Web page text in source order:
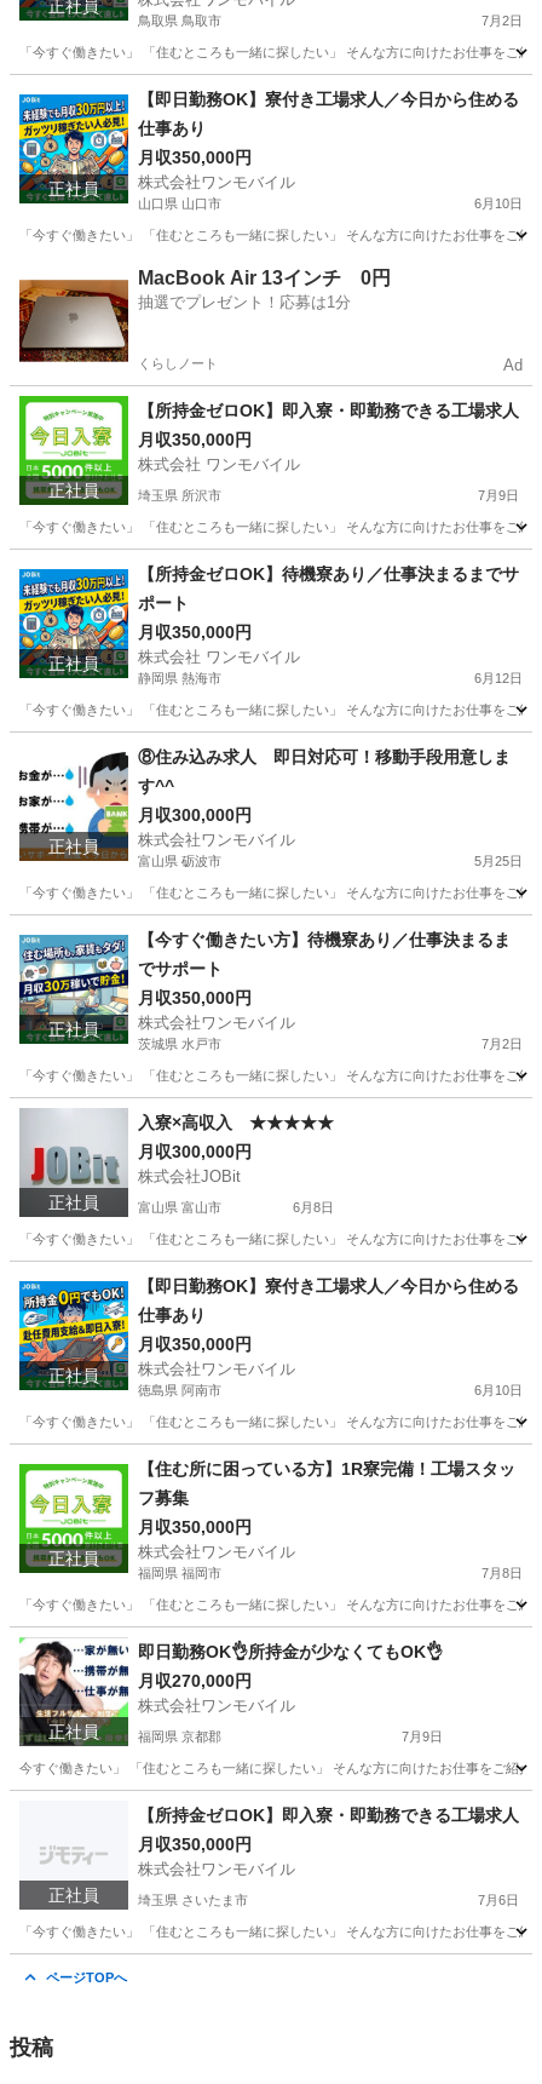
正社員
鳥取県 鳥取市 7月2日
「今すぐ働きたい」 「住むところも一緒に探したい」 そんな方に向けたお仕事をご
物流 未経験
正社員
【即日勤務OK】寮付き工場求人／今日から住める
仕事あり
月収350,000円
株式会社ワンモバイル
山口県 山口市 6月10日
「今すぐ働きたい」 「住むところも一緒に探したい」 そんな方に向けたお仕事をご
物流 未経験
MacBook Air 13インチ 0円
抽選でプレゼント！応募は1分
くらしノート Ad
正社員
【所持金ゼロOK】即入寮・即勤務できる工場求人
月収350,000円
株式会社 ワンモバイル
埼玉県 所沢市 7月9日
「今すぐ働きたい」 「住むところも一緒に探したい」 そんな方に向けたお仕事をご
物流 未経験
正社員
【所持金ゼロOK】待機寮あり／仕事決まるまでサ
ポート
月収350,000円
株式会社 ワンモバイル
静岡県 熱海市 6月12日
「今すぐ働きたい」 「住むところも一緒に探したい」 そんな方に向けたお仕事をご
物流 未経験
正社員
⑧住み込み求人 即日対応可！移動手段用意しま
す^^
月収300,000円
株式会社ワンモバイル
富山県 砺波市 5月25日
「今すぐ働きたい」 「住むところも一緒に探したい」 そんな方に向けたお仕事をご
物流
正社員
【今すぐ働きたい方】待機寮あり／仕事決まるま
でサポート
月収350,000円
株式会社ワンモバイル
茨城県 水戸市 7月2日
「今すぐ働きたい」 「住むところも一緒に探したい」 そんな方に向けたお仕事をご
茨城 水戸市 物流 未経験
正社員
入寮×高収入 ★★★★★
月収300,000円
株式会社JOBit
富山県 富山市 6月8日
「今すぐ働きたい」 「住むところも一緒に探したい」 そんな方に向けたお仕事をご
物流
正社員
【即日勤務OK】寮付き工場求人／今日から住める
仕事あり
月収350,000円
株式会社ワンモバイル
徳島県 阿南市 6月10日
「今すぐ働きたい」 「住むところも一緒に探したい」 そんな方に向けたお仕事をご
物流 未経験
正社員
【住む所に困っている方】1R寮完備！工場スタッ
フ募集
月収350,000円
株式会社ワンモバイル
福岡県 福岡市 7月8日
「今すぐ働きたい」 「住むところも一緒に探したい」 そんな方に向けたお仕事をご
福岡 福岡市 物流 未経験
正社員
即日勤務OK👌所持金が少なくてもOK👌
月収270,000円
株式会社ワンモバイル
福岡県 京都郡 7月9日
今すぐ働きたい」 「住むところも一緒に探したい」 そんな方に向けたお仕事をご紹
物流 未経験
正社員
【所持金ゼロOK】即入寮・即勤務できる工場求人
月収350,000円
株式会社ワンモバイル
埼玉県 さいたま市 7月6日
「今すぐ働きたい」 「住むところも一緒に探したい」 そんな方に向けたお仕事をご
ページTOPへ
投稿